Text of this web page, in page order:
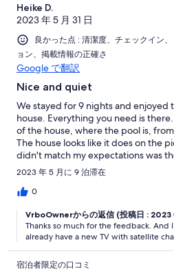
Heike D.
2023 年 5 月 31 日
良かった点 : 清潔度、チェックイン
ョン、掲載情報の正確さ
Google で翻訳
Nice and quiet
We stayed for 9 nights and enjoyed
house. Everything you need is
of the house, where the pool is,
The house looks like it does on the
didn't match my expectations was
small bathroom with a shower (water
second bathroom only has a toilet, a
were only two people it was ok.
planned on installing some German
You'll find everything within a short
Vania for having us as her guests.
again.
2023 年 5 月に 9 泊滞在
0
VrboOwnerからの返信 (投稿日 : 2023
Thanks so much for the feedback. And
already have a new TV with satellite
宿泊者限定の口コミ